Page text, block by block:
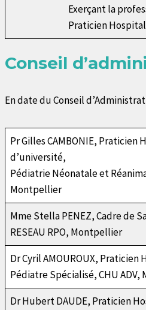
Exerçant la
Praticien
Conseil
En date du Conseil
Pr Gilles CAMBONIE,
d’université,
Pédiatrie Néonatale et
Montpellier
Mme Stella PENEZ, Cadre de
RESEAU RPO, Montpellier
Dr Cyril AMOUROUX, Praticien
Pédiatre Spécialisé, CHU
Dr Hubert DAUDE, Praticien